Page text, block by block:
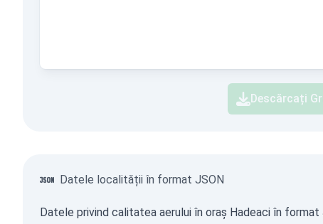
Descărcați
Datele localității în format JSON
Datele privind calitatea aerului în oraș Hadeaci în